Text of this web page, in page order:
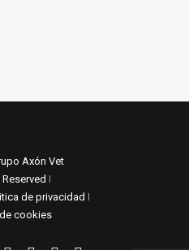
Axón Vet
ǀ
de privacidad ǀ
cookies